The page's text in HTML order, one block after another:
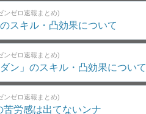
ンゼロ速報まとめ)
スキル・凸効果について
ンゼロ速報まとめ)
ン」のスキル・凸効果について
ンゼロ速報まとめ)
苦労感は出てないンナ